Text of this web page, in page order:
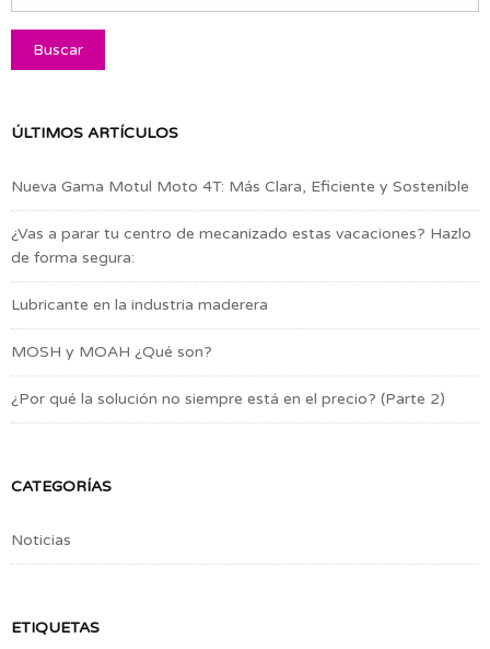
ÚLTIMOS ARTÍCULOS
Nueva Gama Motul Moto 4T: Más Clara, Eficiente y Sostenible
¿Vas a parar tu centro de mecanizado estas vacaciones? Hazlo
de forma segura:
Lubricante en la industria maderera
MOSH y MOAH ¿Qué son?
¿Por qué la solución no siempre está en el precio? (Parte 2)
CATEGORÍAS
Noticias
ETIQUETAS